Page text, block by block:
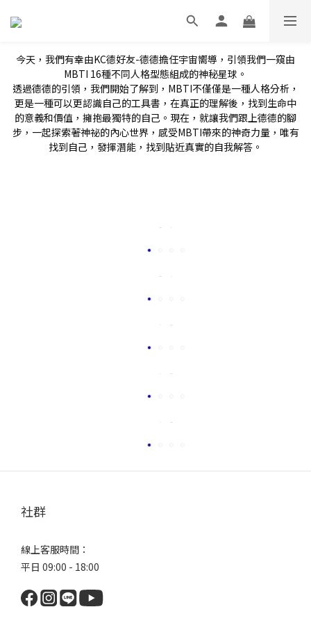
今天，我們有幸由KC德好友-德德擔任宇宙嚮導，引領我們一窺由
MBTI 16種不同人格型態組成的神秘星球。
透過德德的引領，我們開始了解到，MBTI不僅僅是一種人格分析，
更是一種可以更認識自己的工具書，在真正的理解後，找到生命中
的意義和價值，擁抱最獨特的自己。現在，就讓我們跟上德德的腳
步，一起探索著神祕的內心世界，感受MBTI帶來的神奇力量，唯有
找到自己，發揮潛能，找到貼近真實的自我解答。
社群
線上客服時間：
平日 09:00 - 18:00